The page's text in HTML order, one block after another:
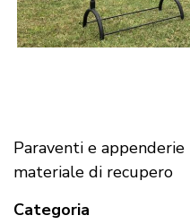
Paraventi e
materiale di recupero
Categoria